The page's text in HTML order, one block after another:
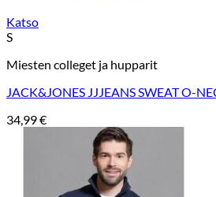
Katso
S
Miesten colleget ja hupparit
JACK&JONES JJJEANS SWEAT O-
34,99€